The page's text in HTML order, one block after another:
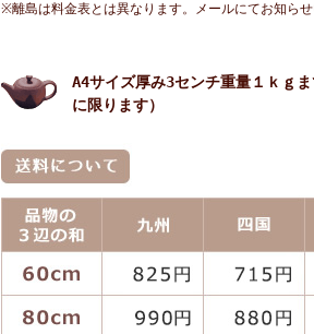
※離島は料金表とは異なります。メールにてお知らせ
A4サイズ厚み3センチ重量１ｋｇ
に限ります）